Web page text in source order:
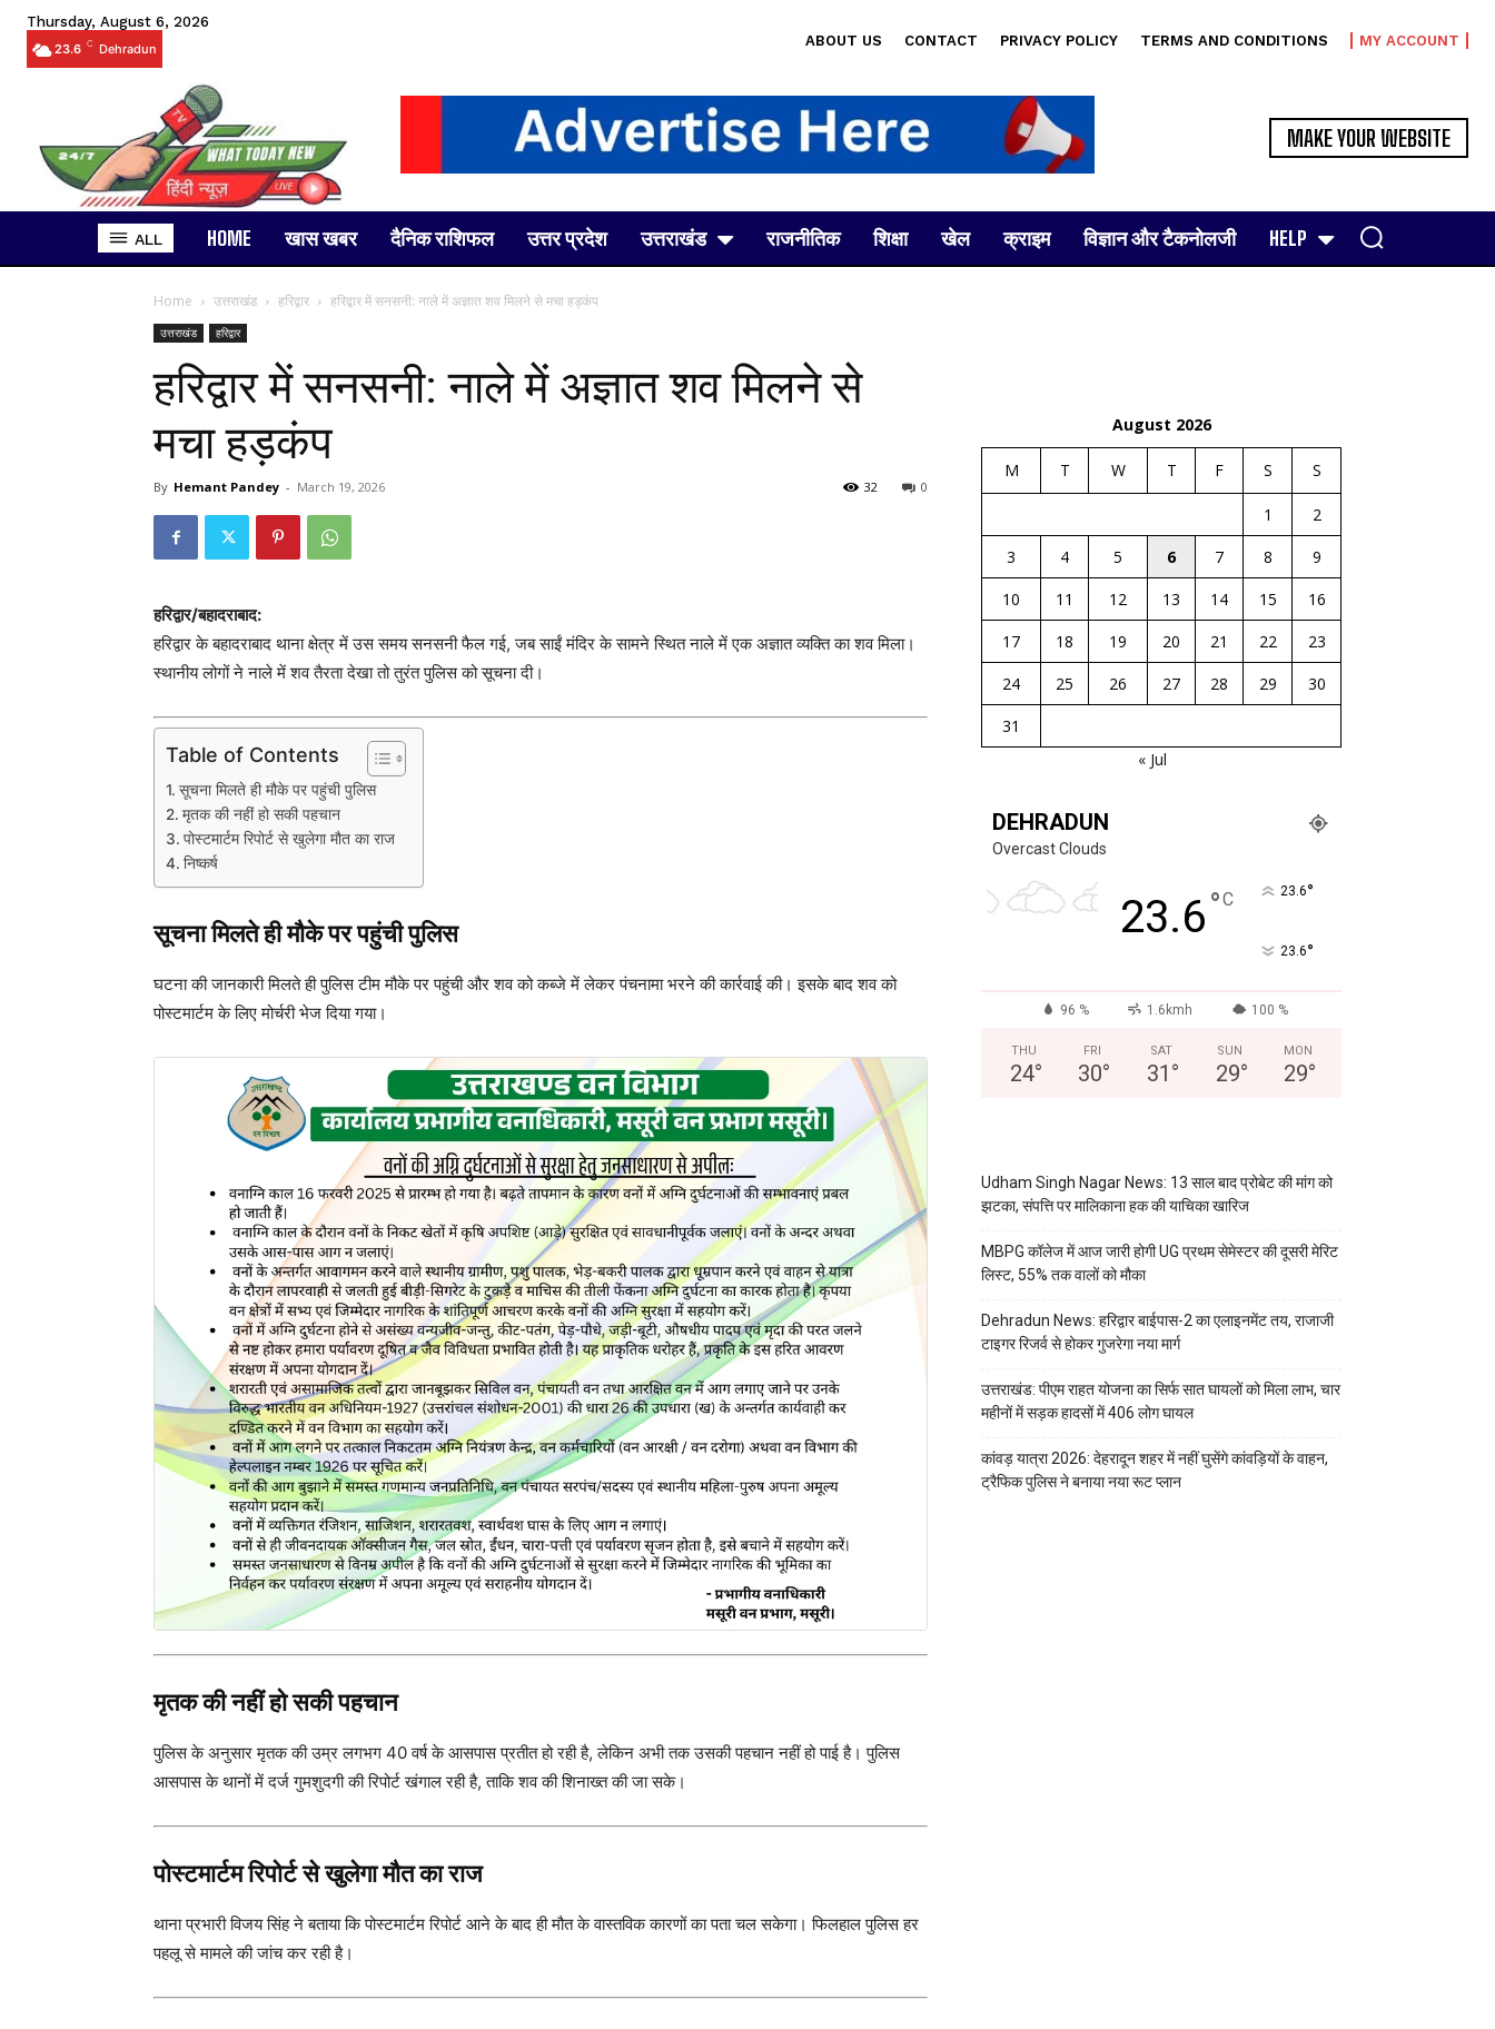
Thursday, August 6, 2026
23.6 C Dehradun ABOUT US CONTACT PRIVACY POLICY TERMS AND CONDITIONS MY ACCOUNT
MAKE YOUR WEBSITE
ALL HOME खास खबर दैनिक राशिफल उत्तर प्रदेश उत्तराखंड राजनीतिक शिक्षा खेल क्राइम विज्ञान और टैकनोलजी HELP
Home उत्तराखंड हरिद्वार हरिद्वार में सनसनी: नाले में अज्ञात शव मिलने से मचा हड़कंप
उत्तराखंड हरिद्वार
हरिद्वार में सनसनी: नाले में अज्ञात शव मिलने से
मचा हड़कंप
By Hemant Pandey - March 19, 2026 0
32
हरिद्वार/बहादराबाद:
हरिद्वार के बहादराबाद थाना क्षेत्र में उस समय सनसनी फैल गई, जब साईं मंदिर के सामने स्थित नाले में एक अज्ञात व्यक्ति का शव मिला।
स्थानीय लोगों ने नाले में शव तैरता देखा तो तुरंत पुलिस को सूचना दी।
Table of Contents
सूचना मिलते ही मौके पर पहुंची पुलिस
मृतक की नहीं हो सकी पहचान
पोस्टमार्टम रिपोर्ट से खुलेगा मौत का राज
निष्कर्ष
सूचना मिलते ही मौके पर पहुंची पुलिस
घटना की जानकारी मिलते ही पुलिस टीम मौके पर पहुंची और शव को कब्जे में लेकर पंचनामा भरने की कार्रवाई की। इसके बाद शव को
पोस्टमार्टम के लिए मोर्चरी भेज दिया गया।
मृतक की नहीं हो सकी पहचान
पुलिस के अनुसार मृतक की उम्र लगभग 40 वर्ष के आसपास प्रतीत हो रही है, लेकिन अभी तक उसकी पहचान नहीं हो पाई है। पुलिस
आसपास के थानों में दर्ज गुमशुदगी की रिपोर्ट खंगाल रही है, ताकि शव की शिनाख्त की जा सके।
पोस्टमार्टम रिपोर्ट से खुलेगा मौत का राज
थाना प्रभारी विजय सिंह ने बताया कि पोस्टमार्टम रिपोर्ट आने के बाद ही मौत के वास्तविक कारणों का पता चल सकेगा। फिलहाल पुलिस हर
पहलू से मामले की जांच कर रही है।
August 2026
M T W T F S S
1
2
3
4 5 6 7 8
9
10
11 12 13 14 15
16
17
18 19 20 21 22
23
24
25 26 27 28 29
30
31
« Jul
DEHRADUN
Overcast Clouds
23.6°C 23.6°
23.6°
96 % 1.6kmh 100 %
THU
24°
FRI
30°
SAT
31 °
SUN
29°
MON
29°
Udham Singh Nagar News: 13 साल बाद प्रोबेट की मांग को
झटका, संपत्ति पर मालिकाना हक की याचिका खारिज
MBPG कॉलेज में आज जारी होगी UG प्रथम सेमेस्टर की दूसरी मेरिट
लिस्ट, 55% तक वालों को मौका
Dehradun News: हरिद्वार बाईपास-2 का एलाइनमेंट तय, राजाजी
टाइगर रिजर्व से होकर गुजरेगा नया मार्ग
उत्तराखंड: पीएम राहत योजना का सिर्फ सात घायलों को मिला लाभ, चार
महीनों में सड़क हादसों में 406 लोग घायल
कांवड़ यात्रा 2026: देहरादून शहर में नहीं घुसेंगे कांवड़ियों के वाहन,
ट्रैफिक पुलिस ने बनाया नया रूट प्लान